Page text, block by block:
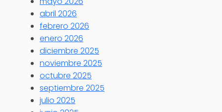
abril 2026
febrero 2026
enero 2026
diciembre 2025
noviembre 2025
octubre 2025
septiembre 2025
julio 2025